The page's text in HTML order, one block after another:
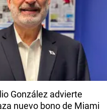
González advierte
nuevo bono de Miami